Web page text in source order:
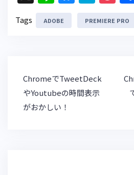
n
e
u
e
y
at
e
o
c
Tags ADOBE PREMIERE PRO
投
稿
ナ
ビ
ChromeでTweetDeck
やYoutubeの時間表示
がおかしい！